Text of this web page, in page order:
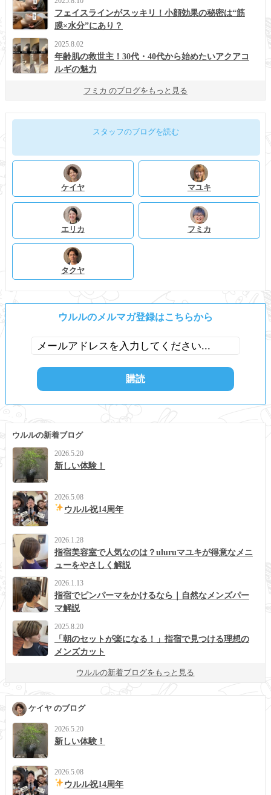
フェイスラインがスッキリ！小顔効果の秘密は“筋
膜×水分”にあり？
2025.8.02
年齢肌の救世主！30代・40代から始めたいアクアコ
ルギの魅力
フミカ のブログをもっと見る
スタッフのブログを読む
ケイヤ マユキ
エリカ フミカ
タクヤ
ウルルのメルマガ登録はこちらから
ウルルの新着ブログ
2026.5.20
新しい体験！
2026.5.08
ウルル祝14周年
2026.1.28
指宿美容室で人気なのは？uluruマユキが得意なメニ
ューをやさしく解説
2026.1.13
指宿でピンパーマをかけるなら｜自然なメンズパー
マ解説
2025.8.20
「朝のセットが楽になる！」指宿で見つける理想の
メンズカット
ウルルの新着ブログをもっと見る
ケイヤ のブログ
2026.5.20
新しい体験！
2026.5.08
ウルル祝14周年